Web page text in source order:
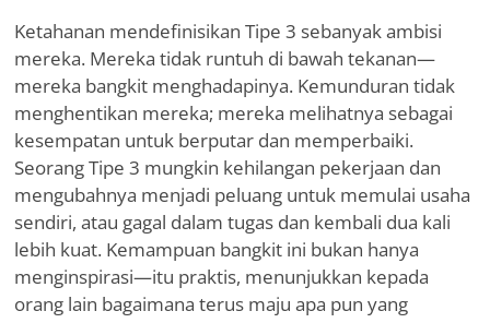
Ketahanan mendefinisikan Tipe 3 sebanyak ambisi
mereka. Mereka tidak runtuh di bawah tekanan—
mereka bangkit menghadapinya. Kemunduran tidak
menghentikan mereka; mereka melihatnya sebagai
kesempatan untuk berputar dan memperbaiki.
Seorang Tipe 3 mungkin kehilangan pekerjaan dan
mengubahnya menjadi peluang untuk memulai usaha
sendiri, atau gagal dalam tugas dan kembali dua kali
lebih kuat. Kemampuan bangkit ini bukan hanya
menginspirasi—itu praktis, menunjukkan kepada
orang lain bagaimana terus maju apa pun yang